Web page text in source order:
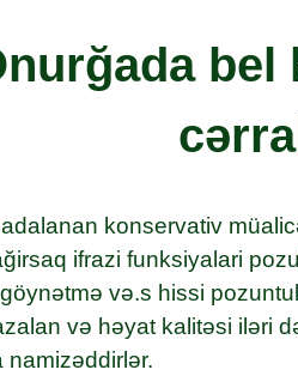
bel
konservativ
ifrazi funksiyalari
və.s hissi
və həyat kalitəsi iləri
namizəddirlər.